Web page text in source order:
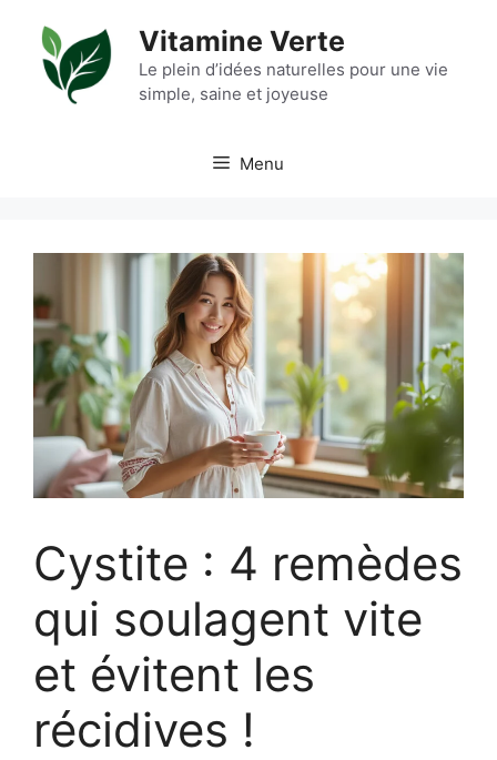
contenu
Vitamine Verte
Le plein d’idées naturelles pour une vie
simple, saine et joyeuse
Menu
Cystite : 4 remèdes
qui soulagent vite
et évitent les
récidives !